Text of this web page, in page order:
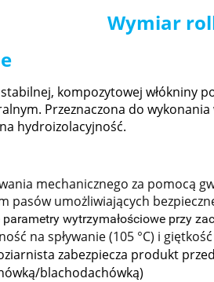
Wymiar
kompozytowej włókniny
Przeznaczona do
hydroizolacyjność.
mechanicznego za pomocą
pasów umożliwiających
wytrzymałościowe przy
na spływanie (105 °C) i
zabezpiecza produkt
blachodachówką)